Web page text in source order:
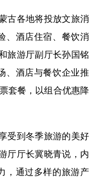
各地将投放文旅消
、酒店住宿、餐饮消
旅游厅副厅长孙国铭
、酒店与餐饮企业推
套餐，以组合优惠降
到冬季旅游的美好
厅厅长冀晓青说，内
，通过多样的旅游产